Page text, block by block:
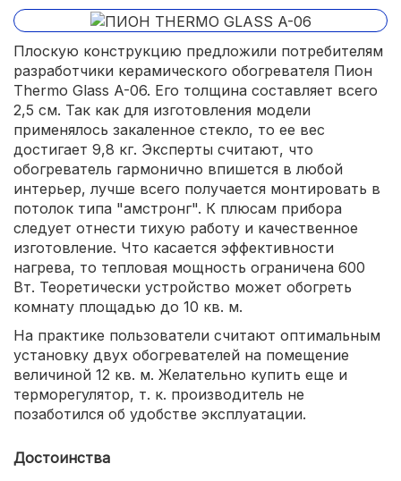
Плоскую конструкцию предложили потребителям
разработчики керамического обогревателя Пион
Thermo Glass A-06. Его толщина составляет всего
2,5 см. Так как для изготовления модели
применялось закаленное стекло, то ее вес
достигает 9,8 кг. Эксперты считают, что
обогреватель гармонично впишется в любой
интерьер, лучше всего получается монтировать в
потолок типа "амстронг". К плюсам прибора
следует отнести тихую работу и качественное
изготовление. Что касается эффективности
нагрева, то тепловая мощность ограничена 600
Вт. Теоретически устройство может обогреть
комнату площадью до 10 кв. м.
На практике пользователи считают оптимальным
установку двух обогревателей на помещение
величиной 12 кв. м. Желательно купить еще и
терморегулятор, т. к. производитель не
позаботился об удобстве эксплуатации.
Достоинства